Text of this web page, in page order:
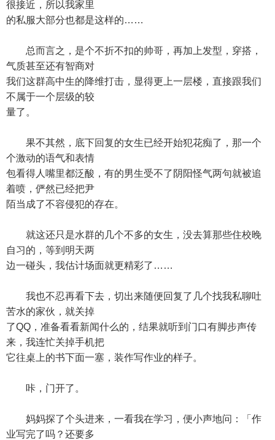
很接近，所以我家里
的私服大部分也都是这样的……
总而言之，是个不折不扣的帅哥，再加上发型，穿搭，
气质甚至还有智商对
我们这群高中生的降维打击，显得更上一层楼，直接跟我们
不属于一个层级的较
量了。
果不其然，底下回复的女生已经开始犯花痴了，那一个
个激动的语气和表情
包看得人嘴里都泛酸，有的男生受不了阴阳怪气两句就被追
着喷，俨然已经把尹
陌当成了不容侵犯的存在。
就这还只是水群的几个不多的女生，没去算那些住校晚
自习的，等到明天两
边一碰头，我估计场面就更精彩了……
我也不忍再看下去，切出来随便回复了几个找我私聊吐
苦水的家伙，就关掉
了QQ，准备看看新闻什么的，结果就听到门口有脚步声传
来，我连忙关掉手机把
它往桌上的书下面一塞，装作写作业的样子。
咔，门开了。
妈妈探了个头进来，一看我在学习，便小声地问：「作
业写完了吗？还要多